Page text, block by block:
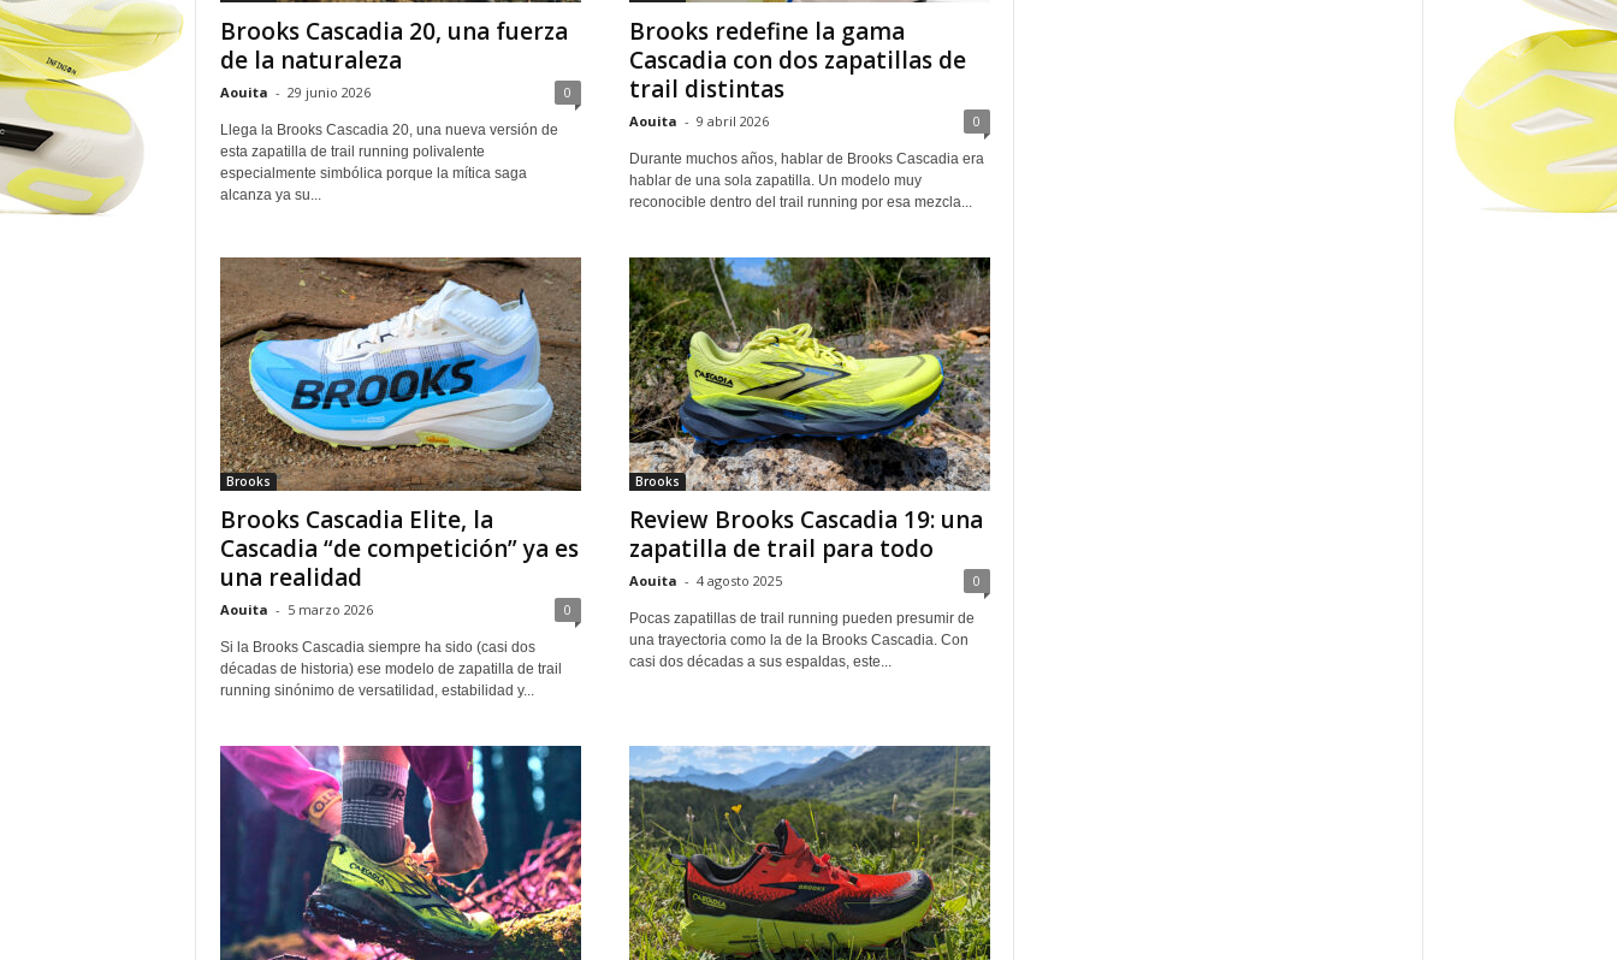
Brooks Cascadia 20, una fuerza
de la naturaleza
Aouita - 29 junio 2026 0
Llega la Brooks Cascadia 20, una nueva versión de
esta zapatilla de trail running polivalente
especialmente simbólica porque la mítica saga
alcanza ya su...
Brooks redefine la gama
Cascadia con dos zapatillas de
trail distintas
Aouita - 9 abril 2026 0
Durante muchos años, hablar de Brooks Cascadia era
hablar de una sola zapatilla. Un modelo muy
reconocible dentro del trail running por esa mezcla...
Brooks
Brooks Cascadia Elite, la
Cascadia “de competición” ya es
una realidad
Aouita - 5 marzo 2026 0
Si la Brooks Cascadia siempre ha sido (casi dos
décadas de historia) ese modelo de zapatilla de trail
running sinónimo de versatilidad, estabilidad y...
Brooks
Review Brooks Cascadia 19: una
zapatilla de trail para todo
Aouita - 4 agosto 2025 0
Pocas zapatillas de trail running pueden presumir de
una trayectoria como la de la Brooks Cascadia. Con
casi dos décadas a sus espaldas, este...